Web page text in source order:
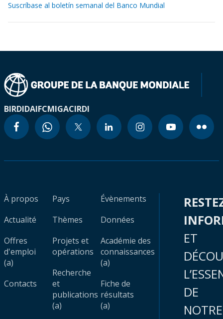
Suscríbase al boletín semanal del Banco Mundial
BIRDIDAIFCMIGACIRDI
À propos
Actualité
Offres
d'emploi
(a)
Contacts
Pays
Thèmes
Projets et
opérations
Recherche
et
publications
(a)
Évènements
Données
Académie des
connaissances
(a)
Fiche de
résultats
(a)
ET
DE
NOTRE